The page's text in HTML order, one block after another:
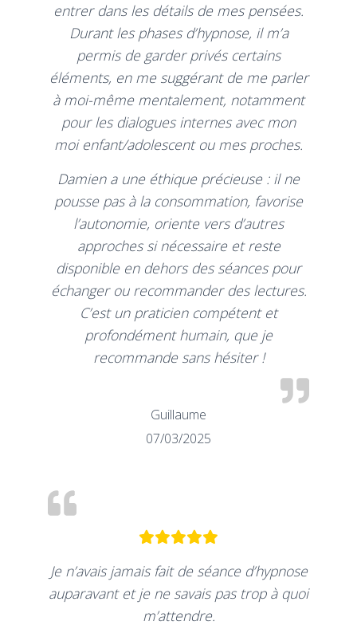
entrer dans les détails de mes pensées.
Durant les phases d’hypnose, il m’a
permis de garder privés certains
éléments, en me suggérant de me parler
à moi-même mentalement, notamment
pour les dialogues internes avec mon
moi enfant/adolescent ou mes proches.
Damien a une éthique précieuse : il ne
pousse pas à la consommation, favorise
l’autonomie, oriente vers d’autres
approches si nécessaire et reste
disponible en dehors des séances pour
échanger ou recommander des lectures.
C’est un praticien compétent et
profondément humain, que je
recommande sans hésiter !
Guillaume
07/03/2025
Je n’avais jamais fait de séance d’hypnose
auparavant et je ne savais pas trop à quoi
m’attendre.